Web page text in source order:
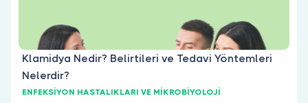
Klamidya Nedir? Belirtileri ve Tedavi Yöntemleri
Nelerdir?
ENFEKSİYON HASTALIKLARI VE MİKROBİYOLOJİ